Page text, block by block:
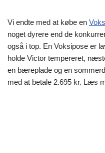
Vi endte med at købe en
noget dyrere end de
også i top. En Voksipose er
holde Victor tempereret,
en bæreplade og en
med at betale 2.695 kr. Læs